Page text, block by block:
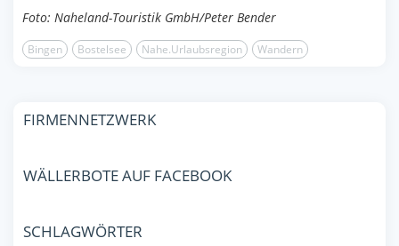
Foto: Naheland-Touristik GmbH/Peter Bender
Bingen Bostelsee Nahe.Urlaubsregion Wandern
FIRMENNETZWERK
WÄLLERBOTE AUF FACEBOOK
SCHLAGWÖRTER